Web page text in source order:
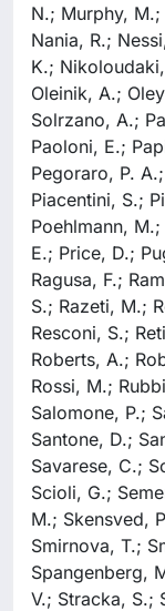
N.; Murphy,
Nania, R.;
K.;
Oleinik, A.;
Solrzano, A.;
Paoloni, E.;
Pegoraro, P.
Piacentini, S.;
Poehlmann,
E.; Price, D.;
Ragusa, F.;
S.; Razeti, M.;
Resconi, S.;
Roberts, A.;
Rossi, M.;
Salomone, P.;
Santone, D.;
Savarese, C.;
Scioli, G.;
M.; Skensved,
Smirnova, T.;
Spangenberg,
V.; Stracka, S.;